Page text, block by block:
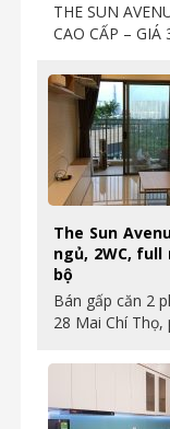
THE SUN
CAO CẤP –
The Sun
ngủ, 2WC,
bộ
Bán gấp căn 2
28 Mai Chí